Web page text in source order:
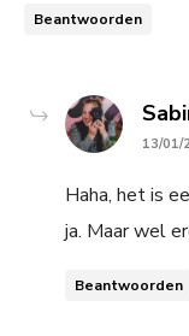
Beantwoorden
13/01/
Haha, het is
ja. Maar wel
Beantwoorden